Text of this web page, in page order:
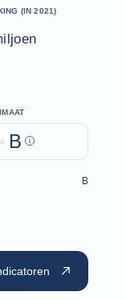
(IN 2021)
B Help
B